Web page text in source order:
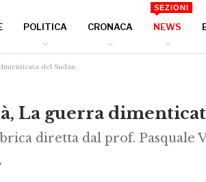
POLITICA CRONACA NEWS
SEZIONI
del Sudan
La guerra
diretta dal prof. Pasquale